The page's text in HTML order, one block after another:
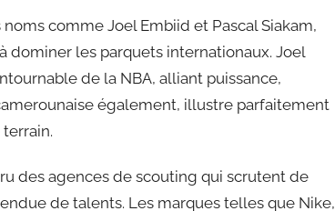
comme Joel Embiid et Pascal Siakam,
les parquets internationaux. Joel
de la NBA, alliant puissance,
également, illustre parfaitement
des agences de scouting qui scrutent de
de talents. Les marques telles que Nike,